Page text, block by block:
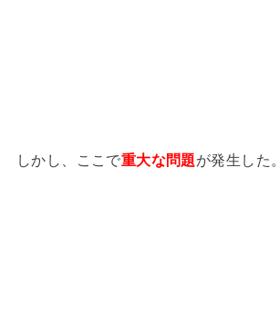
しかし、ここで重大な問題が発生した。